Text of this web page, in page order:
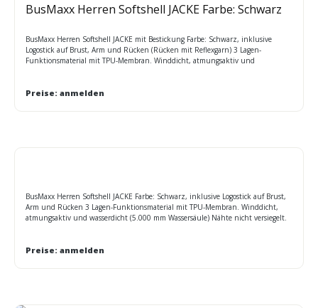
BusMaxx Herren Softshell JACKE Farbe: Schwarz
BusMaxx Herren Softshell JACKE mit Bestickung Farbe: Schwarz, inklusive
Logostick auf Brust, Arm und Rücken (Rücken mit Reflexgarn) 3 Lagen-
Funktionsmaterial mit TPU-Membran. Winddicht, atmungsaktiv und
Elastischer Kordelzug mit Stoppern am Saum. Reißverschluss im Vorderteil zur
Oberweite: S 108cm M 114cm L 122cm XL 130cm 2XL 138cm 3XL 144cm 4XL
Preise: anmelden
BusMaxx Herren Softshell JACKE Farbe: Schwarz, inklusive Logostick auf Brust,
Arm und Rücken 3 Lagen-Funktionsmaterial mit TPU-Membran. Winddicht,
atmungsaktiv und wasserdicht (5.000 mm Wassersäule) Nähte nicht versiegelt.
Vorderteil zur Veredelung, eine vertikale Brusttasche mit Reißverschluss
138cm 3XL 144cm 4XL 156cm 5XL 168cm
Preise: anmelden